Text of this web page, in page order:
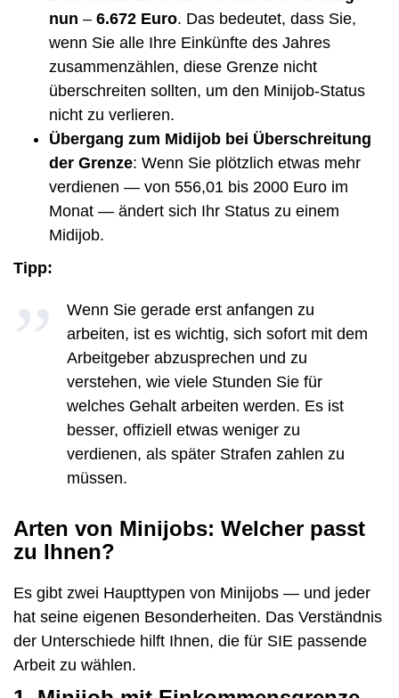
nun – 6.672 Euro. Das bedeutet, dass Sie,
wenn Sie alle Ihre Einkünfte des Jahres
zusammenzählen, diese Grenze nicht
überschreiten sollten, um den Minijob-Status
nicht zu verlieren.
Übergang zum Midijob bei Überschreitung
der Grenze: Wenn Sie plötzlich etwas mehr
verdienen — von 556,01 bis 2000 Euro im
Monat — ändert sich Ihr Status zu einem
Midijob.
Tipp:
Wenn Sie gerade erst anfangen zu
arbeiten, ist es wichtig, sich sofort mit dem
Arbeitgeber abzusprechen und zu
verstehen, wie viele Stunden Sie für
welches Gehalt arbeiten werden. Es ist
besser, offiziell etwas weniger zu
verdienen, als später Strafen zahlen zu
müssen.
Arten von Minijobs: Welcher passt
zu Ihnen?
Es gibt zwei Haupttypen von Minijobs — und jeder
hat seine eigenen Besonderheiten. Das Verständnis
der Unterschiede hilft Ihnen, die für SIE passende
Arbeit zu wählen.